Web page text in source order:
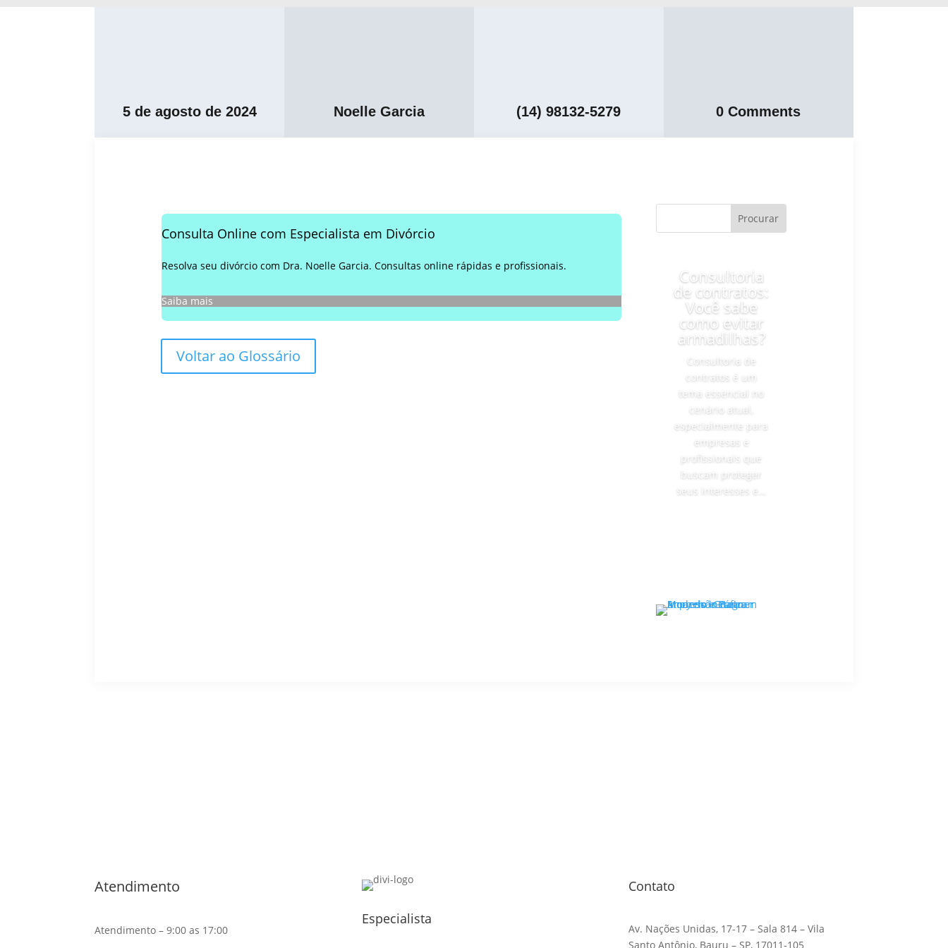
5 de agosto de 2024 Noelle Garcia (14) 98132-5279 0 Comments
Consulta Online com Especialista em Divórcio
Resolva seu divórcio com Dra. Noelle Garcia. Consultas online rápidas e profissionais.
Saiba mais
Voltar ao Glossário
Consultoria
de contratos:
Você sabe
como evitar
armadilhas?
Consultoria de
contratos é um
tema essencial no
cenário atual,
especialmente para
empresas e
profissionais que
buscam proteger
seus interesses e…
Atendimento
Atendimento – 9:00 as 17:00
Especialista
Contato
Av. Nações Unidas, 17-17 – Sala 814 – Vila
Santo Antônio, Bauru – SP, 17011-105